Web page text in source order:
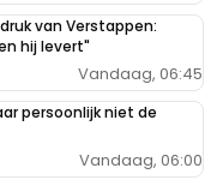
van Verstappen:
hij levert"
Vandaag, 06:45
persoonlijk niet de
Vandaag, 06:00